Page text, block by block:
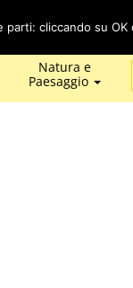
Natura e
Paesaggio
cliccando su